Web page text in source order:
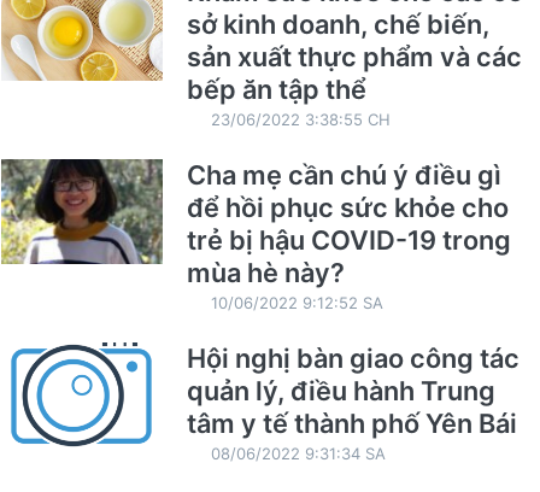
sở kinh doanh, chế biến,
sản xuất thực phẩm và các
bếp ăn tập thể
23/06/2022 3:38:55 CH
Cha mẹ cần chú ý điều gì
để hồi phục sức khỏe cho
trẻ bị hậu COVID-19 trong
mùa hè này?
10/06/2022 9:12:52 SA
Hội nghị bàn giao công tác
quản lý, điều hành Trung
tâm y tế thành phố Yên Bái
08/06/2022 9:31:34 SA